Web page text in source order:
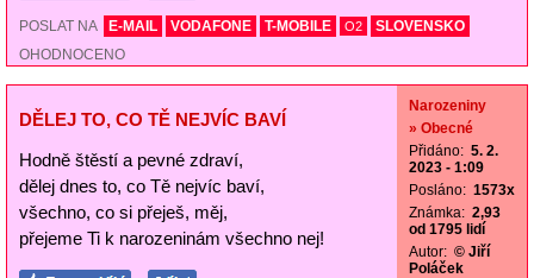
POSLAT NA E-MAIL VODAFONE T-MOBILE O2
SLOVENSKO
OHODNOCENO
DĚLEJ TO, CO TĚ NEJVÍC BAVÍ
Hodně štěstí a pevné zdraví,
dělej dnes to, co Tě nejvíc baví,
všechno, co si přeješ, měj,
přejeme Ti k narozeninám všechno nej!
Narozeniny
» Obecné
Přidáno: 5. 2.
2023 - 1:09
Posláno: 1573x
Známka: 2,93
od 1795 lidí
Autor: © Jiří
Poláček